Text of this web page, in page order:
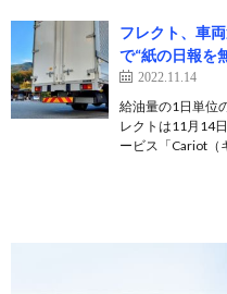
フレクト、車
で“紙の日報を
2022.11.14
給油量の1日単位
レクトは11月14
ービス「Cariot（